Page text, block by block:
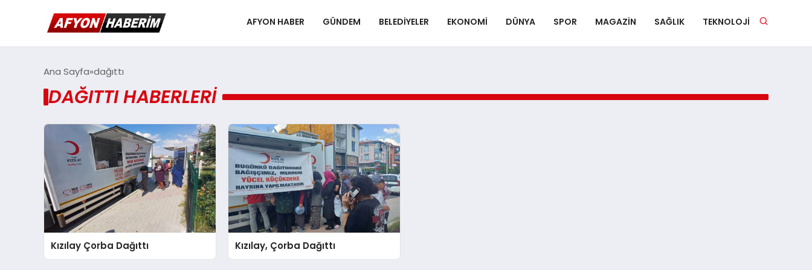
AFYON HABER GÜNDEM BELEDIYELER EKONOMI DÜNYA SPOR MAGAZIN SAĞLIK TEKNOLOJI
Ana Sayfa dağıttı
DAĞITTI HABERLERI
Kızılay Çorba Dağıttı Kızılay, Çorba Dağıttı